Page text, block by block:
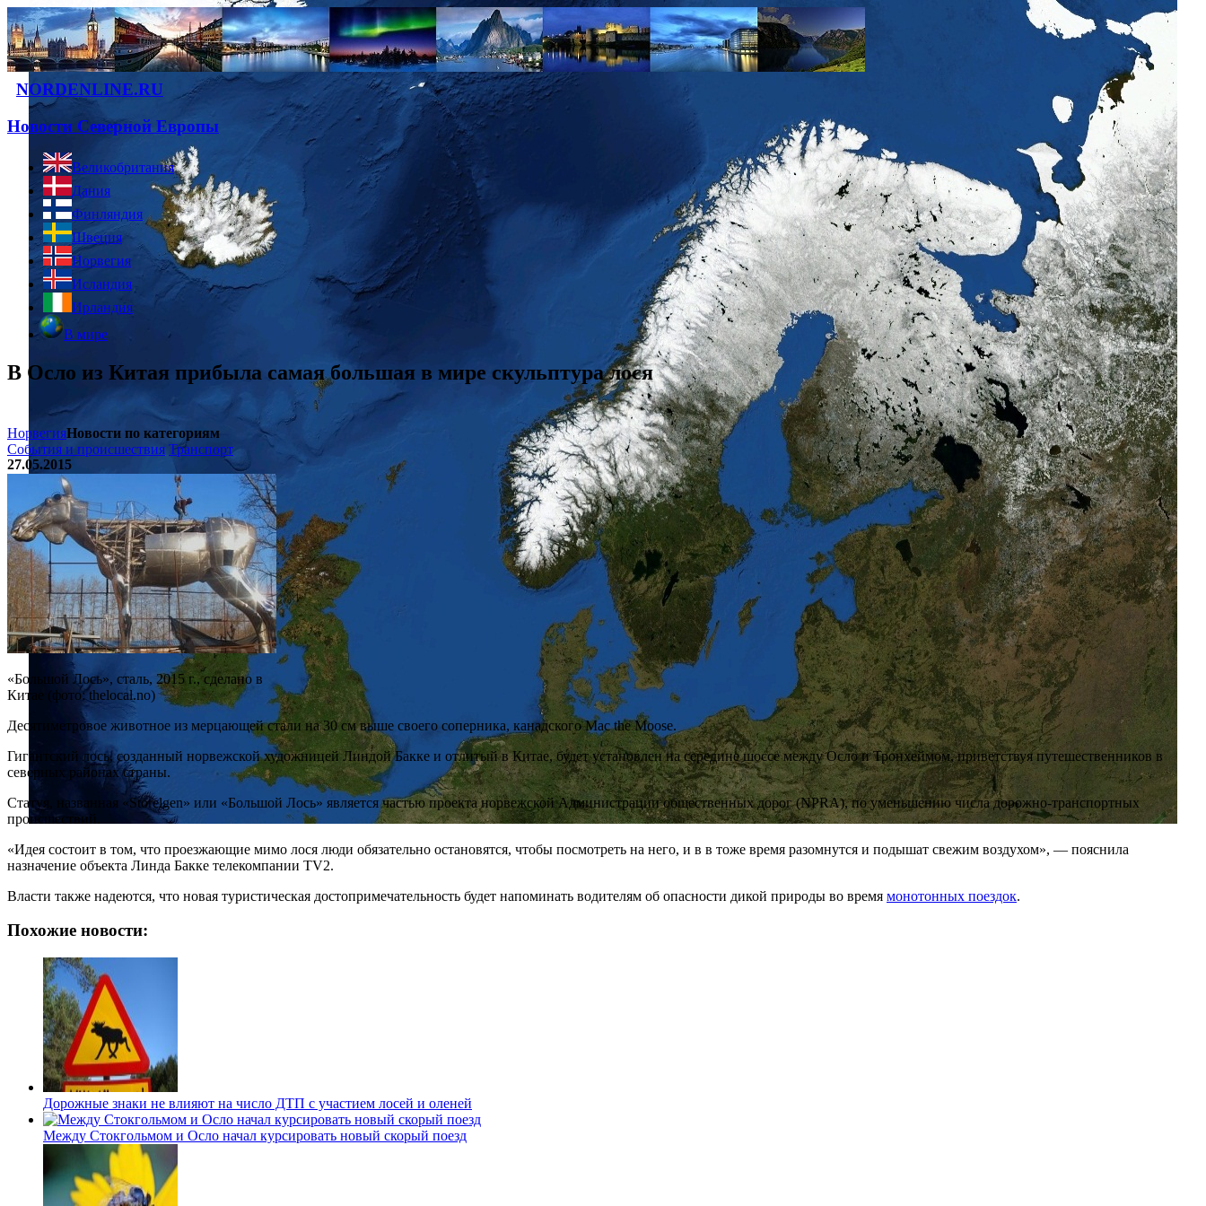
NORDENLINE.RU
Новости Северной Европы
Великобритания
Дания
Финляндия
Швеция
Норвегия
Исландия
Ирландия
В мире
В Осло из Китая прибыла самая большая в мире скульптура лося
Норвегия
События и происшествия Транспорт
27.05.2015
«Большой Лось», сталь, 2015 г., сделано в
Китае (фото: thelocal.no)
Десятиметровое животное из мерцающей стали на 30 см выше своего соперника, канадского Mac the Moose.
Гигантский лось, созданный норвежской художницей Линдой Бакке и отлитый в Китае, будет установлен на середине шоссе между Осло и Тронхеймом, приветствуя путешественников в
северных районах страны.
Статуя, названная «Storelgen» или «Большой Лось» является частью проекта норвежской Администрации общественных дорог (NPRA), по уменьшению числа дорожно-транспортных
происшествий.
«Идея состоит в том, что проезжающие мимо лося люди обязательно остановятся, чтобы посмотреть на него, и в в тоже время разомнутся и подышат свежим воздухом», — пояснила
назначение объекта Линда Бакке телекомпании TV2.
Власти также надеются, что новая туристическая достопримечательность будет напоминать водителям об опасности дикой природы во время монотонных поездок.
Похожие новости:
Дорожные знаки не влияют на число ДТП с участием лосей и оленей
Между Стокгольмом и Осло начал курсировать новый скорый поезд
Новости по категориям